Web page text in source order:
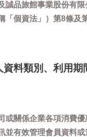
誠品旅館事業股份有限
「個資法」）第8條及
料類別、利用期
或關係企業各項消費
並有效管理會員資料